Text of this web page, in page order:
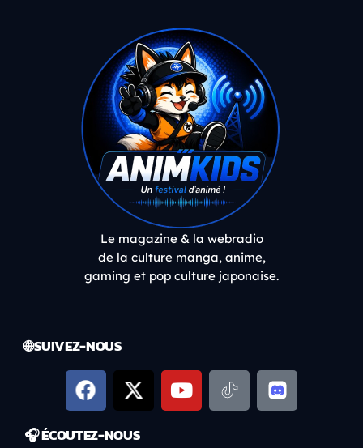
Le magazine & la webradio
de la culture manga, anime,
gaming et pop culture japonaise.
🌐 SUIVEZ-NOUS
🎧 ÉCOUTEZ-NOUS